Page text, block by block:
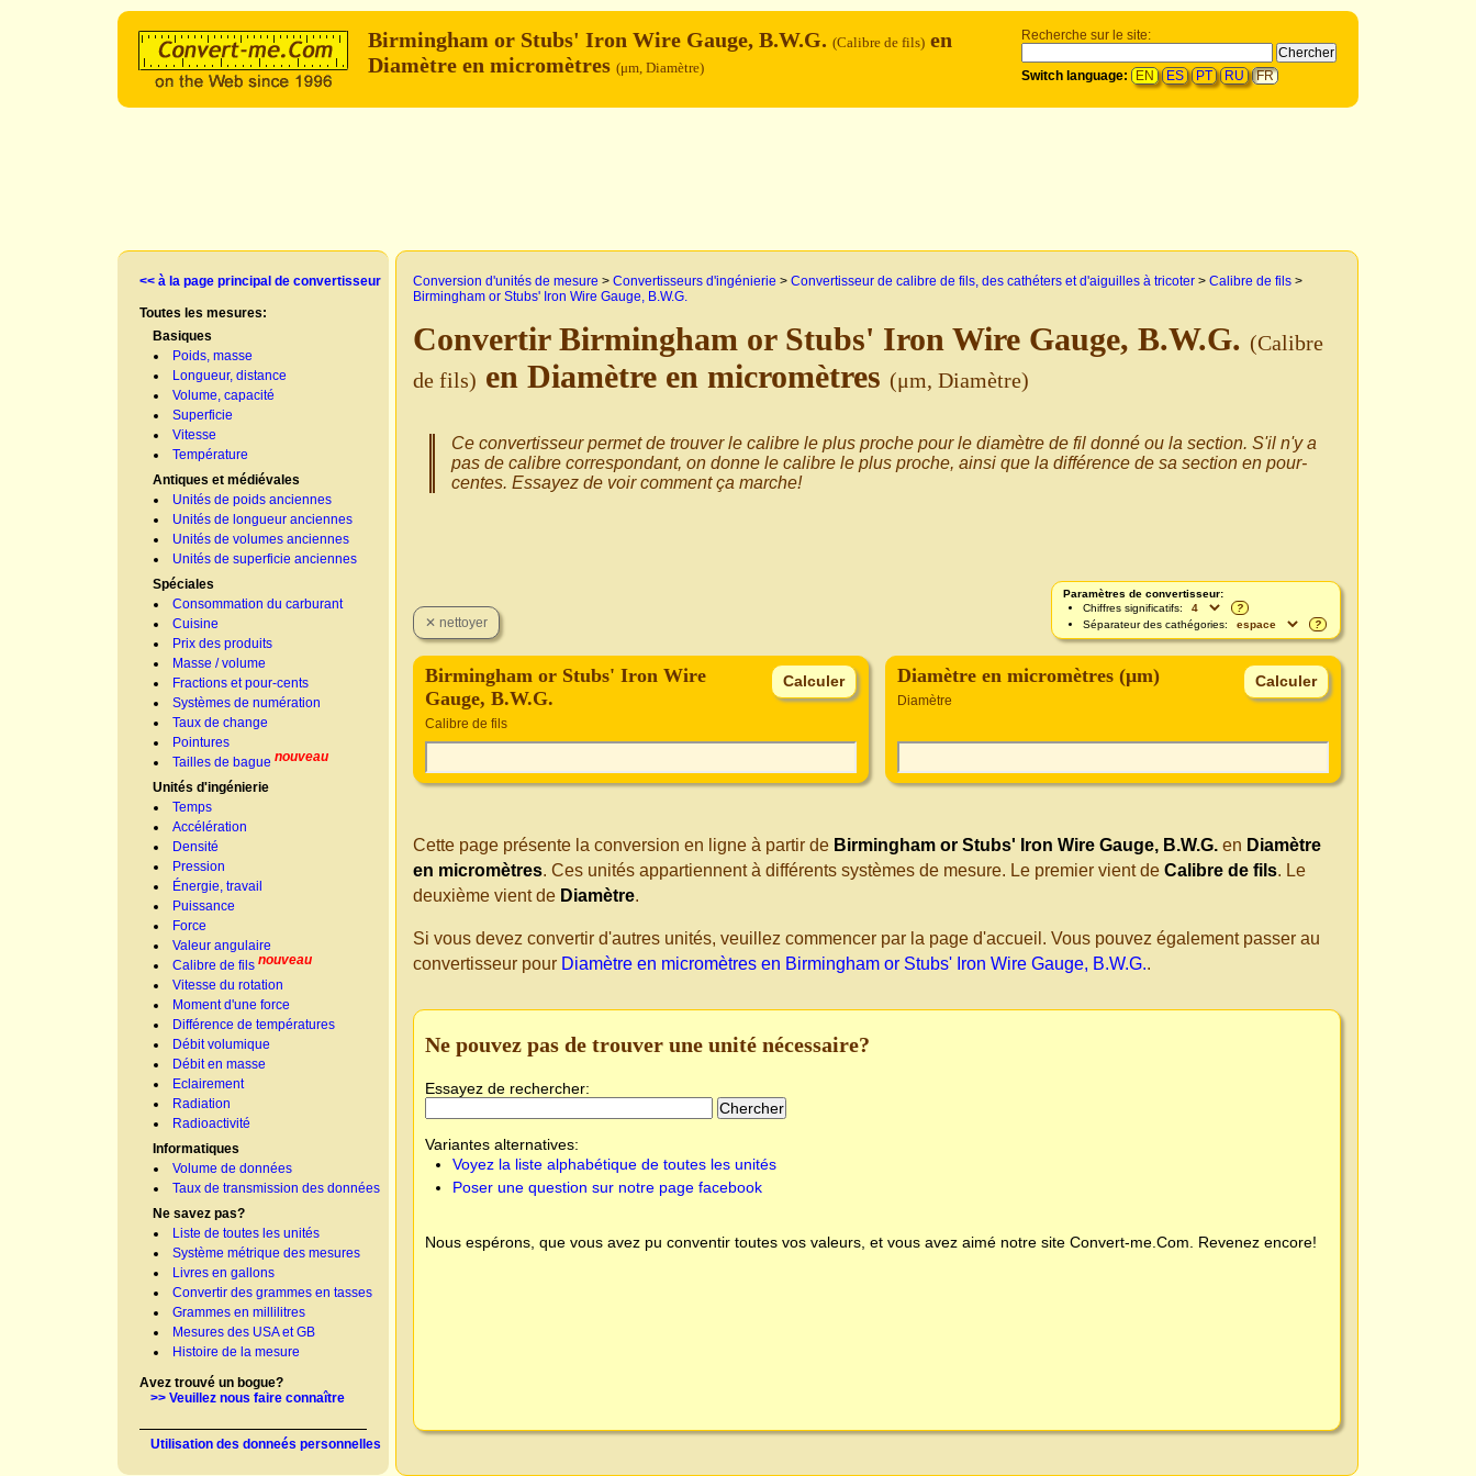
Recherche sur le site:
Switch language: EN ES PT RU FR
Birmingham or Stubs' Iron Wire Gauge, B.W.G. (Calibre de fils) en
Diamètre en micromètres (μm, Diamètre)
<< à la page principal de convertisseur
Toutes les mesures:
Basiques
Poids, masse
Longueur, distance
Volume, capacité
Superficie
Vitesse
Température
Antiques et médiévales
Unités de poids anciennes
Unités de longueur anciennes
Unités de volumes anciennes
Unités de superficie anciennes
Spéciales
Consommation du carburant
Cuisine
Prix des produits
Masse / volume
Fractions et pour-cents
Systèmes de numération
Taux de change
Pointures
Tailles de bague nouveau
Unités d'ingénierie
Temps
Accélération
Densité
Pression
Énergie, travail
Puissance
Force
Valeur angulaire
Calibre de fils nouveau
Vitesse du rotation
Moment d'une force
Différence de températures
Débit volumique
Débit en masse
Eclairement
Radiation
Radioactivité
Informatiques
Volume de données
Taux de transmission des données
Ne savez pas?
Liste de toutes les unités
Système métrique des mesures
Livres en gallons
Convertir des grammes en tasses
Grammes en millilitres
Mesures des USA et GB
Histoire de la mesure
Avez trouvé un bogue?
>> Veuillez nous faire connaître
Utilisation des donneés personnelles
Conversion d'unités de mesure > Convertisseurs d'ingénierie > Convertisseur de calibre de fils, des cathéters et d'aiguilles à tricoter > Calibre de fils >
Birmingham or Stubs' Iron Wire Gauge, B.W.G.
Convertir Birmingham or Stubs' Iron Wire Gauge, B.W.G. (Calibre
de fils) en Diamètre en micromètres (μm, Diamètre)
Ce convertisseur permet de trouver le calibre le plus proche pour le diamètre de fil donné ou la section. S'il n'y a
pas de calibre correspondant, on donne le calibre le plus proche, ainsi que la différence de sa section en pour-
centes. Essayez de voir comment ça marche!
Paramètres de convertisseur:
Chiffres significatifs:
?
Séparateur des cathégories:
?
Birmingham or Stubs' Iron Wire
Gauge, B.W.G.
Calibre de fils
Diamètre en micromètres (μm)
Diamètre
Cette page présente la conversion en ligne à partir de Birmingham or Stubs' Iron Wire Gauge, B.W.G. en Diamètre
en micromètres. Ces unités appartiennent à différents systèmes de mesure. Le premier vient de Calibre de fils. Le
deuxième vient de Diamètre.
Si vous devez convertir d'autres unités, veuillez commencer par la page d'accueil. Vous pouvez également passer au
convertisseur pour Diamètre en micromètres en Birmingham or Stubs' Iron Wire Gauge, B.W.G..
Ne pouvez pas de trouver une unité nécessaire?
Essayez de rechercher:
Variantes alternatives:
Voyez la liste alphabétique de toutes les unités
Poser une question sur notre page facebook
Nous espérons, que vous avez pu conventir toutes vos valeurs, et vous avez aimé notre site Convert-me.Com . Revenez encore!